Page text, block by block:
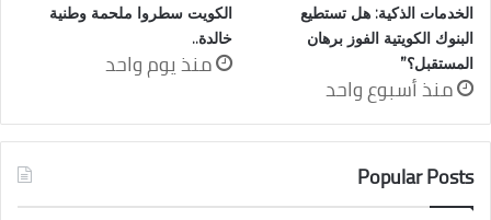
الخدمات الذكية: هل تستطيع
البنوك الكويتية الفوز برهان
المستقبل؟”
منذ أسبوع واحد
الكويت سطروا ملحمة وطنية
خالدة..
منذ يوم واحد
Popular Posts